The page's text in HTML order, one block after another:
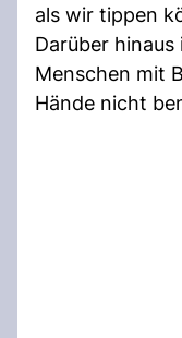
als wir tippen
Darüber
Menschen mit
Hände nicht